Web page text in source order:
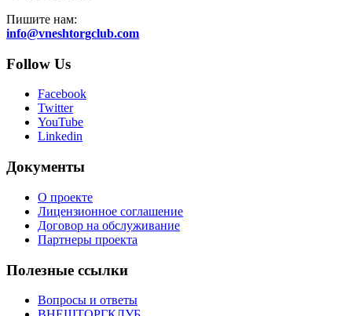
Пишите нам:
info@vneshtorgclub.com
Follow Us
Facebook
Twitter
YouTube
Linkedin
Документы
О проекте
Лицензионное соглашение
Договор на обслуживание
Партнеры проекта
Полезные ссылки
Вопросы и ответы